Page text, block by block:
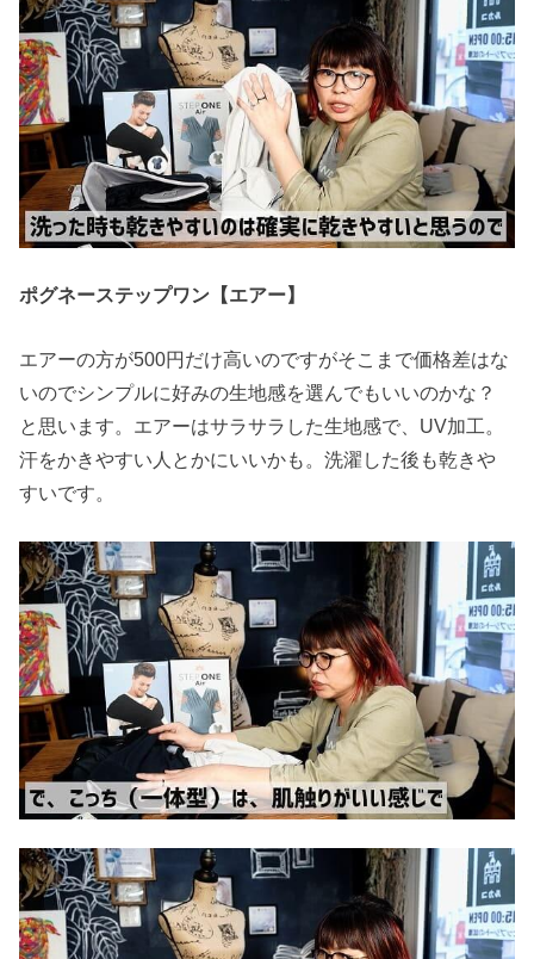
ポグネーステップワン【エアー】
エアーの方が500円だけ高いのですがそこまで価格差はな
いのでシンプルに好みの生地感を選んでもいいのかな？
と思います。エアーはサラサラした生地感で、UV加工。
汗をかきやすい人とかにいいかも。洗濯した後も乾きや
すいです。